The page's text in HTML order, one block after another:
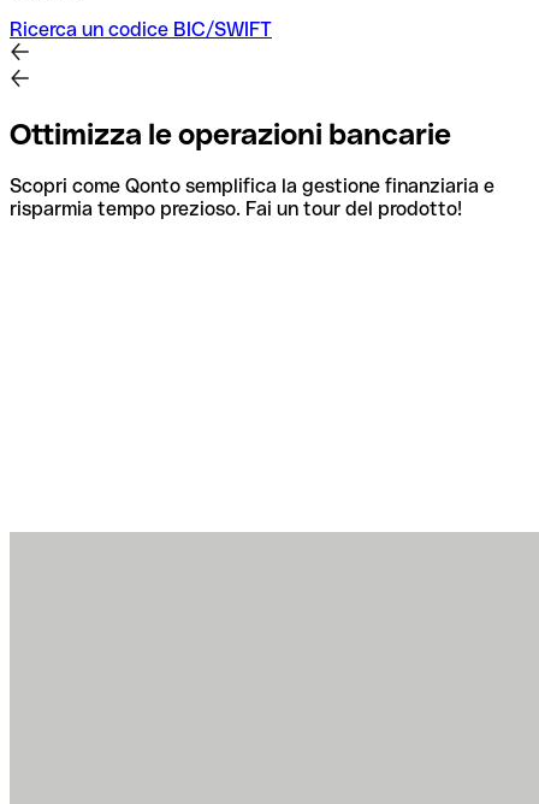
Ricerca un codice BIC/SWIFT
Ottimizza le operazioni bancarie
Scopri come Qonto semplifica la gestione finanziaria e
risparmia tempo prezioso. Fai un tour del prodotto!